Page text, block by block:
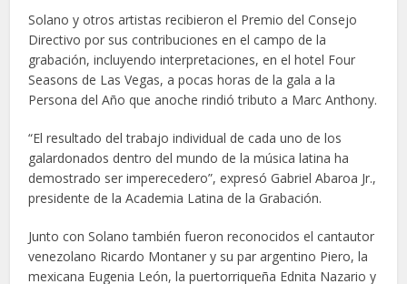
Solano y otros artistas recibieron el Premio del Consejo
Directivo por sus contribuciones en el campo de la
grabación, incluyendo interpretaciones, en el hotel Four
Seasons de Las Vegas, a pocas horas de la gala a la
Persona del Año que anoche rindió tributo a Marc Anthony.
“El resultado del trabajo individual de cada uno de los
galardonados dentro del mundo de la música latina ha
demostrado ser imperecedero”, expresó Gabriel Abaroa Jr.,
presidente de la Academia Latina de la Grabación.
Junto con Solano también fueron reconocidos el cantautor
venezolano Ricardo Montaner y su par argentino Piero, la
mexicana Eugenia León, la puertorriqueña Ednita Nazario y